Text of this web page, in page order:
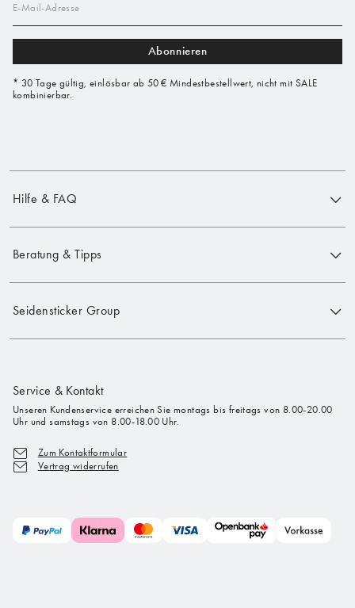
E-Mail-Adresse
Abonnieren
* 30 Tage gültig, einlösbar ab 50 € Mindestbestellwert, nicht mit SALE
kombinierbar.
Hilfe & FAQ
Beratung & Tipps
Seidensticker Group
Service & Kontakt
Unseren Kundenservice erreichen Sie montags bis freitags von 8.00-20.00
Uhr und samstags von 8.00-18.00 Uhr.
Zum Kontaktformular
Vertrag widerrufen